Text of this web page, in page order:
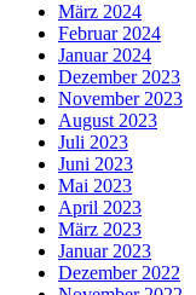
März 2024
Februar 2024
Januar 2024
Dezember 2023
November 2023
August 2023
Juli 2023
Juni 2023
Mai 2023
April 2023
März 2023
Januar 2023
Dezember 2022